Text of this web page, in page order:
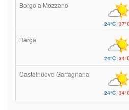
Borgo a Mozzano
24°C|
Barga
24°C|
Castelnuovo Garfagnana
24°C|